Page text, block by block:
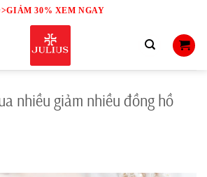
30% XEM NGAY
nhiều giảm nhiều đồng hồ